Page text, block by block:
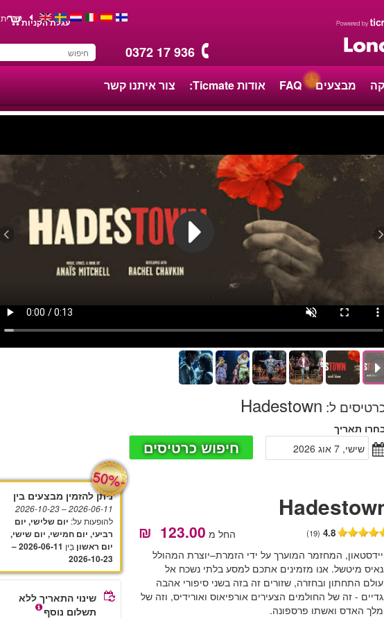
0372 17 936
עגלת הקניותעברית
מבצעים FAQ אודות Ticmate: צור איתנו קשר
ל:
Hadestown
תאריך
שישי, 7 אוג 2026
חיפוש כרטיסים
4.8
(19) החל מ
המחזמר המוערך על ידי הזמרת–יוצרת המהולל
מיטשל. אנו מזמינים אתכם למסע בלתי נשכח אל
התחתון ובחזרה, שזורים זה בזה בשני סיפורי אהבה
- זה של החולמים הצעירים אורפיאוס ואורידיס, וזה של
האדס ואשתו פרספונה.
-
50%
ניתן להזמין מבצעים בין
2026-06-11
– 2026-10-23
להופעות על: יום שלישי, יום
רביעי, יום חמישי, יום שישי,
יום ראשון בֵּין
2026-06-11 –
2026-10-23
שינוי התאריך ללא
תשלום נוסף